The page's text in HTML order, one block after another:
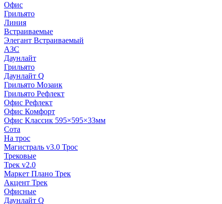
Офис
Грильято
Линия
Встраиваемые
Элегант Встраиваемый
АЗС
Даунлайт
Грильято
Даунлайт Q
Грильято Мозаик
Грильято Рефлект
Офис Рефлект
Офис Комфорт
Офис Классик 595×595×33мм
Сота
На трос
Магистраль v3.0 Трос
Трековые
Трек v2.0
Маркет Плано Трек
Акцент Трек
Офисные
Даунлайт Q